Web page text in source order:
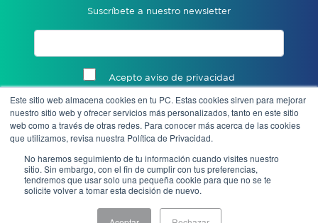
Este sitio web almacena cookies en tu PC. Estas cookies sirven para mejorar
nuestro sitio web y ofrecer servicios más personalizados, tanto en este sitio
web como a través de otras redes. Para conocer más acerca de las cookies
que utilizamos, revisa nuestra Política de Privacidad.
No haremos seguimiento de tu información cuando visites nuestro
sitio. Sin embargo, con el fin de cumplir con tus preferencias,
tendremos que usar solo una pequeña cookie para que no se te
solicite volver a tomar esta decisión de nuevo.
Suscríbete a nuestro newsletter
Acepto aviso de privacidad
Enviar